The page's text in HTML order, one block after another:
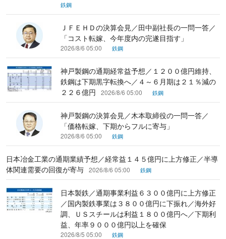
鉄鋼
ＪＦＥＨＤの決算会見／田中副社長の一問一答／
「コスト転嫁、今年度内の完遂目指す」
2026/8/6 05:00 鉄鋼
神戸製鋼の通期経常益予想／１２００億円維持、
鉄鋼は下期黒字転換へ／４～６月期は２１％減の
２２６億円
2026/8/6 05:00 鉄鋼
神戸製鋼の決算会見／木本取締役の一問一答／
「価格転嫁、下期からフルに寄与」
2026/8/6 05:00 鉄鋼
日本冶金工業の通期業績予想／経常益１４５億円に上方修正／半導
体関連需要の回復が寄与 2026/8/6 05:00 鉄鋼
日本製鉄／通期事業利益６３００億円に上方修正
／国内製鉄事業は３８００億円に下振れ／海外好
調、ＵＳスチールは利益１８００億円へ／下期利
益、年率９０００億円以上を確保
2026/8/5 05:00 鉄鋼